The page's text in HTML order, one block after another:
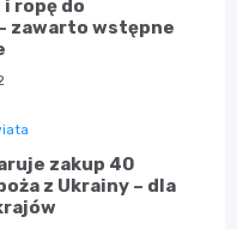
ropę do
zawarto wstępne
zakup 40
z Ukrainy – dla